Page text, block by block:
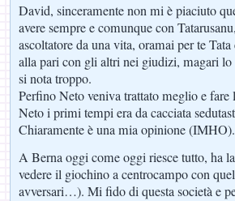
David, sinceramente non mi è piaciuto
avere sempre e comunque con
ascoltatore da una vita, oramai per te
alla pari con gli altri nei giudizi, magari lo
si nota troppo.
Perfino Neto veniva trattato meglio e fare
Neto i primi tempi era da cacciata
Chiaramente è una mia opinione (IMHO).
A Berna oggi come oggi riesce tutto, ha
vedere il giochino a centrocampo con
avversari…). Mi fido di questa società e